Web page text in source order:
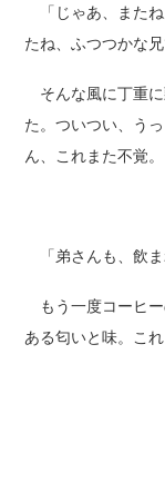
「じゃあ、また
たね、ふつつかな
そんな風に丁重
た。ついつい、う
ん、これまた不覚。
「弟さんも、飲ま
もう一度コーヒ
ある匂いと味。こ